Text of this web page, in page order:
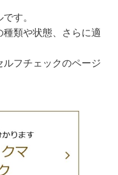
す。
類や状態、さらに適
フチェックのページ